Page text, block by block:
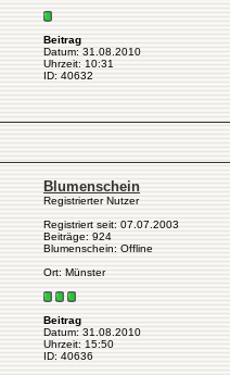
Beitrag
Datum: 31.08.2010
Uhrzeit: 10:31
ID: 40632
Blumenschein
Registrierter Nutzer
Registriert seit: 07.07.2003
Beiträge: 924
Blumenschein: Offline
Ort: Münster
Beitrag
Datum: 31.08.2010
Uhrzeit: 15:50
ID: 40636